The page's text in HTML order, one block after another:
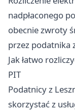
nadpłaconego
obecnie zwroty
przez podatnika
Jak łatwo
PIT
Podatnicy z
skorzystać z